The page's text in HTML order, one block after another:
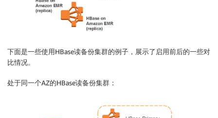
下面是一些使用HBase读备份集群的例子，展示了启用前后的一些对
比情况。
处于同一个AZ的HBase读备份集群：